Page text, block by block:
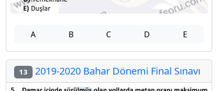
A B C D E
13 2019-2020 Bahar Dönemi Final Sınavı